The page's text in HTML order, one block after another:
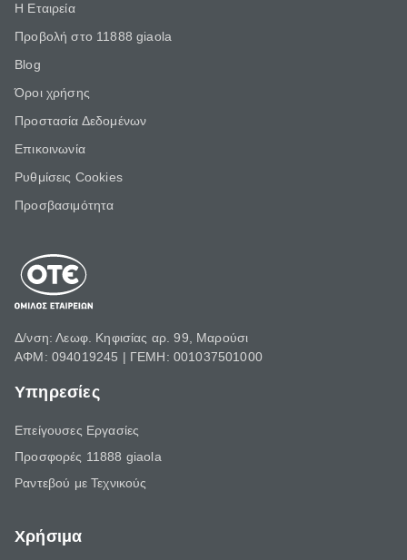
Η Εταιρεία
Προβολή στο 11888 giaola
Blog
Όροι χρήσης
Προστασία Δεδομένων
Επικοινωνία
Ρυθμίσεις Cookies
Προσβασιμότητα
Δ/νση: Λεωφ. Κηφισίας αρ. 99, Μαρούσι
ΑΦΜ: 094019245 | ΓΕΜΗ: 001037501000
Υπηρεσίες
Επείγουσες Εργασίες
Προσφορές 11888 giaola
Ραντεβού με Τεχνικούς
Χρήσιμα